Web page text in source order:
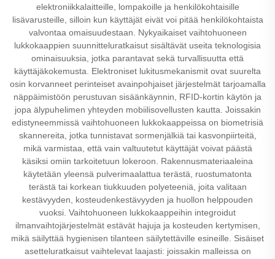
elektroniikkalaitteille, lompakoille ja henkilökohtaisille
lisävarusteille, silloin kun käyttäjät eivät voi pitää henkilökohtaista
valvontaa omaisuudestaan. Nykyaikaiset vaihtohuoneen
lukkokaappien suunnitteluratkaisut sisältävät useita teknologisia
ominaisuuksia, jotka parantavat sekä turvallisuutta että
käyttäjäkokemusta. Elektroniset lukitusmekanismit ovat suurelta
osin korvanneet perinteiset avainpohjaiset järjestelmät tarjoamalla
näppäimistöön perustuvan sisäänkäynnin, RFID-kortin käytön ja
jopa älypuhelimen yhteyden mobiilisovellusten kautta. Joissakin
edistyneemmissä vaihtohuoneen lukkokaappeissa on biometrisiä
skannereita, jotka tunnistavat sormenjälkiä tai kasvonpiirteitä,
mikä varmistaa, että vain valtuutetut käyttäjät voivat päästä
käsiksi omiin tarkoitetuun lokeroon. Rakennusmateriaaleina
käytetään yleensä pulverimaalattua terästä, ruostumatonta
terästä tai korkean tiukkuuden polyeteeniä, joita valitaan
kestävyyden, kosteudenkestävyyden ja huollon helppouden
vuoksi. Vaihtohuoneen lukkokaappeihin integroidut
ilmanvaihtojärjestelmät estävät hajuja ja kosteuden kertymisen,
mikä säilyttää hygienisen tilanteen säilytettäville esineille. Sisäiset
asetteluratkaisut vaihtelevat laajasti: joissakin malleissa on